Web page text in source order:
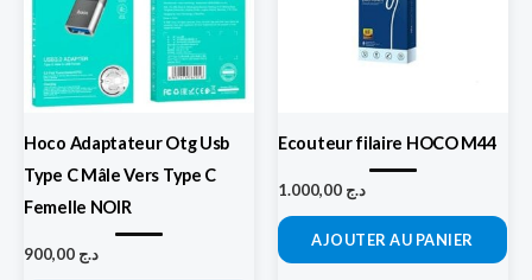
Hoco Adaptateur Otg Usb
Type C Mâle Vers Type C
Femelle NOIR
د.ج
Ecouteur filaire HOCO M44
د.ج
AJOUTER AU PANIER